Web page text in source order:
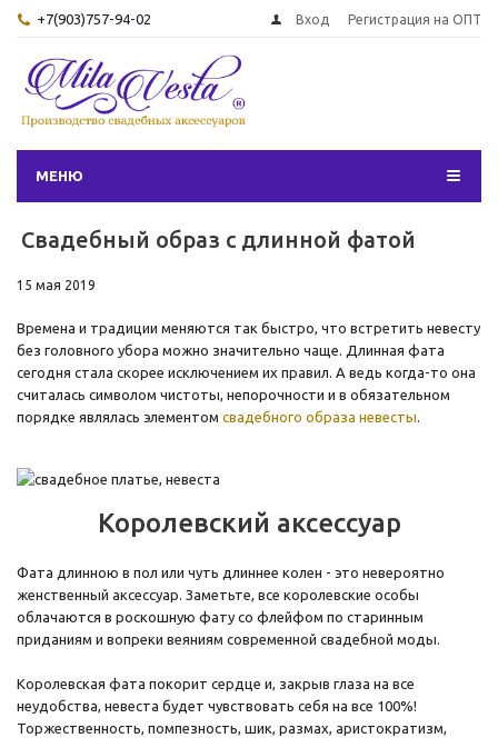
+7(903)757-94-02 Вход Регистрация на ОПТ
МЕНЮ
Свадебный образ с длинной фатой
15 мая 2019
Времена и традиции меняются так быстро, что встретить невесту
без головного убора можно значительно чаще. Длинная фата
сегодня стала скорее исключением их правил. А ведь когда-то она
считалась символом чистоты, непорочности и в обязательном
порядке являлась элементом свадебного образа невесты.
Королевский аксессуар
Фата длинною в пол или чуть длиннее колен - это невероятно
женственный аксессуар. Заметьте, все королевские особы
облачаются в роскошную фату со флейфом по старинным
приданиям и вопреки веяниям современной свадебной моды.
Королевская фата покорит сердце и, закрыв глаза на все
неудобства, невеста будет чувствовать себя на все 100%!
Торжественность, помпезность, шик, размах, аристократизм,